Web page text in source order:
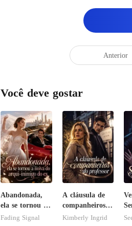
Anterior
Você deve gostar
Abandonada,
ela se tornou a
noiva do arqui-
Fading Signal
A cláusula de
companheiros
do professor
Kimberly Ingrid